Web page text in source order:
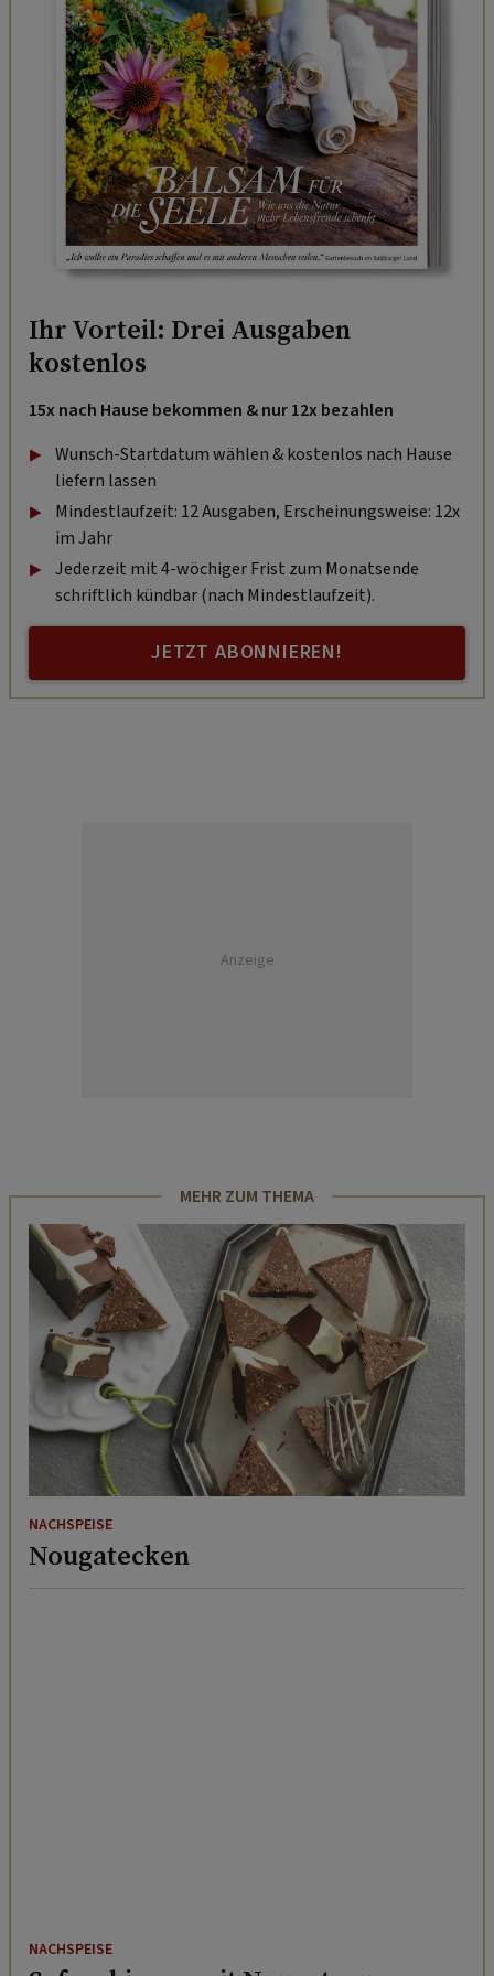
Ihr Vorteil: Drei Ausgaben
kostenlos
15x nach Hause bekommen & nur 12x bezahlen
Wunsch-Startdatum wählen & kostenlos nach Hause
liefern lassen
Mindestlaufzeit: 12 Ausgaben, Erscheinungsweise: 12x
im Jahr
Jederzeit mit 4-wöchiger Frist zum Monatsende
schriftlich kündbar (nach Mindestlaufzeit).
JETZT ABONNIEREN!
Anzeige
MEHR ZUM THEMA
NACHSPEISE
Nougatecken
Safranbirnen mit Nougatsauce